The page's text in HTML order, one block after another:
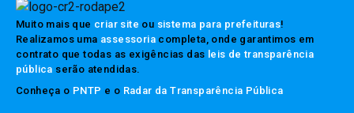
Muito mais que criar site ou sistema para prefeituras!
Realizamos uma assessoria completa, onde garantimos em
contrato que todas as exigências das leis de transparência
pública serão atendidas.
Conheça o PNTP e o Radar da Transparência Pública